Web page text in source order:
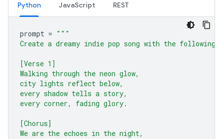
Python JavaScript REST
prompt = """
Create a dreamy indie pop song with the
[Verse 1]
Walking through the neon glow,
city lights reflect below,
every shadow tells a story,
every corner, fading glory.
[Chorus]
We are the echoes in the night,